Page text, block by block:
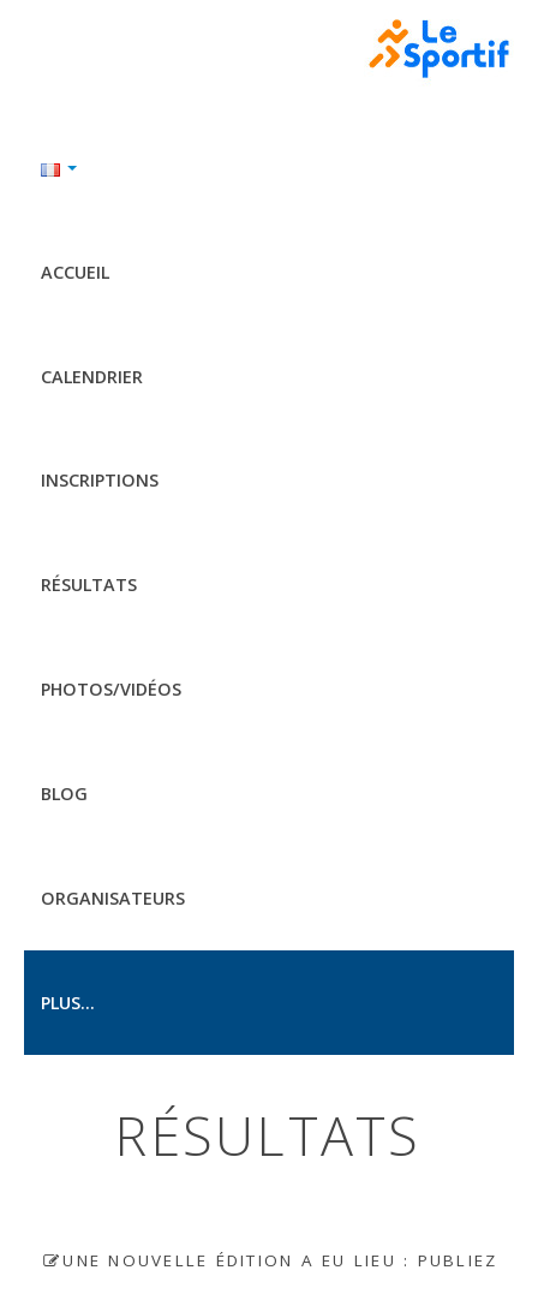
ACCUEIL
CALENDRIER
INSCRIPTIONS
RÉSULTATS
PHOTOS/VIDÉOS
BLOG
ORGANISATEURS
PLUS...
RÉSULTATS
UNE NOUVELLE ÉDITION A EU LIEU : PUBLIEZ